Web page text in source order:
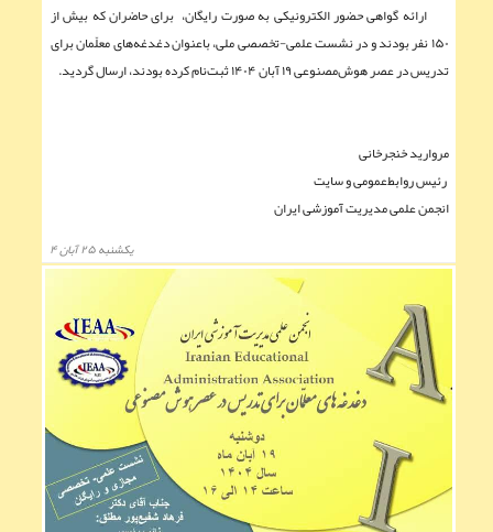
ارائه گواهی حضور الکترونیکی به صورت رایگان، برای حاضران که بیش از
۱۵۰ نفر بودند و در نشست علمی-تخصصی ملی، باعنوان دغدغه‌های معلّمان برای
تدریس در عصر هوش‌مصنوعی ۱۹ آبان ۱۴۰۴ ثبت‌نام کرده بودند، ارسال گردید.
مروارید خنجرخانی
رئیس روابط‌عمومی و سایت
انجمن علمی مدیریت آموزشی ایران
يكشنبه ۲۵ آبان ۴